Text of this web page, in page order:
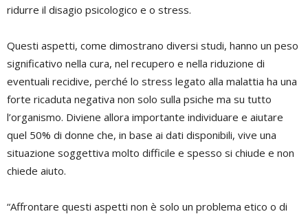
ridurre il disagio psicologico e o stress.
Questi aspetti, come dimostrano diversi studi, hanno un peso
significativo nella cura, nel recupero e nella riduzione di
eventuali recidive, perché lo stress legato alla malattia ha una
forte ricaduta negativa non solo sulla psiche ma su tutto
l’organismo. Diviene allora importante individuare e aiutare
quel 50% di donne che, in base ai dati disponibili, vive una
situazione soggettiva molto difficile e spesso si chiude e non
chiede aiuto.
“Affrontare questi aspetti non è solo un problema etico o di